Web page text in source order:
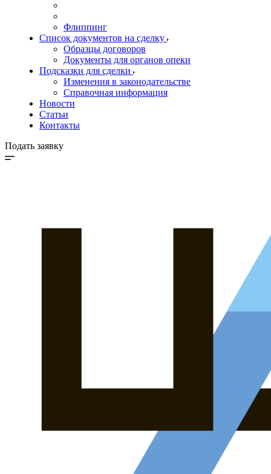
Флиппинг
Список документов на сделку
Образцы договоров
Документы для органов опеки
Подсказки для сделки
Изменения в законодательстве
Справочная информация
Новости
Статьи
Контакты
Подать заявку